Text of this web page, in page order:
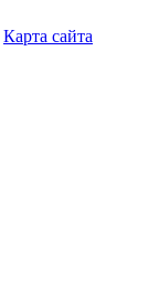
Карта сайта